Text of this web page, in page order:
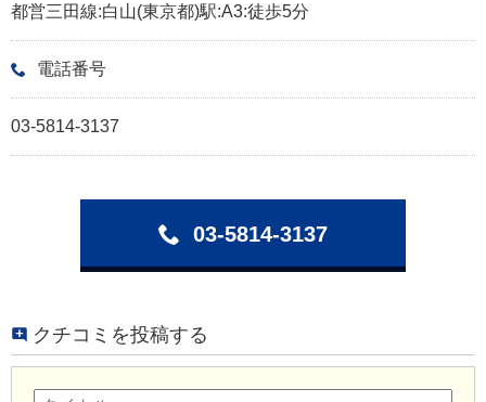
都営三田線:白山(東京都)駅:A3:徒歩5分
電話番号
03-5814-3137
03-5814-3137
クチコミを投稿する